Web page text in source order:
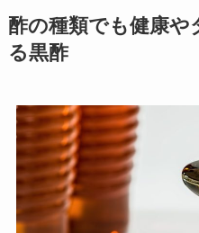
酢の種類でも健康
る黒酢